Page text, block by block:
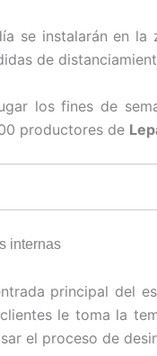
se instalarán en
de
los fines de
productores de
internas
principal del
le toma la
el proceso de